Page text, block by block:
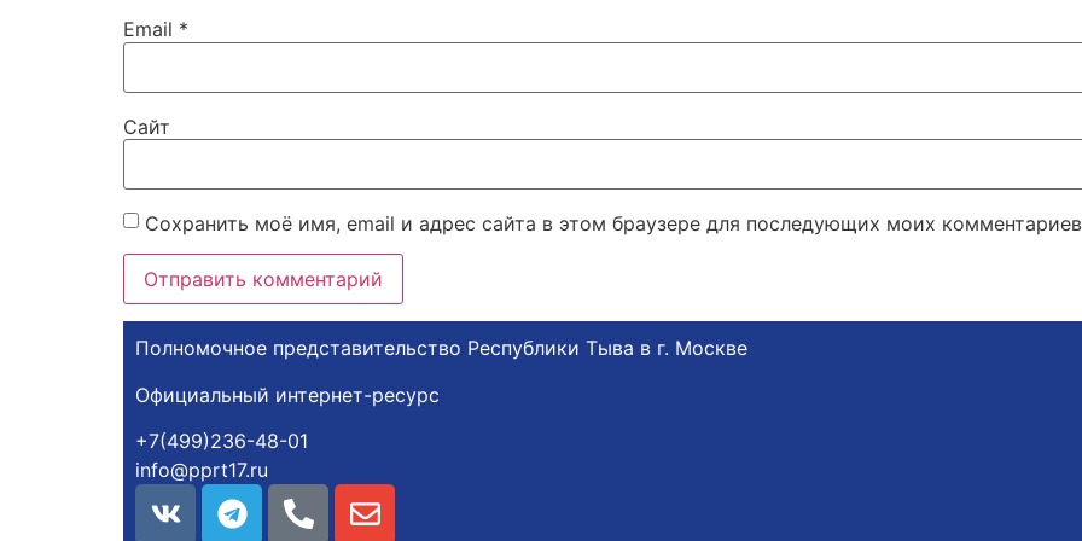
Email *
Сайт
Сохранить моё имя, email и адрес сайта в этом браузере для последующих моих
Полномочное представительство Республики Тыва в г. Москве
Официальный интернет-ресурс
+7(499)236-48-01
info@pprt17.ru